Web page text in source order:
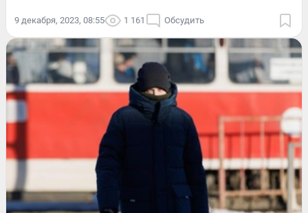
9 декабря, 2023, 08:55 1 161 Обсудить